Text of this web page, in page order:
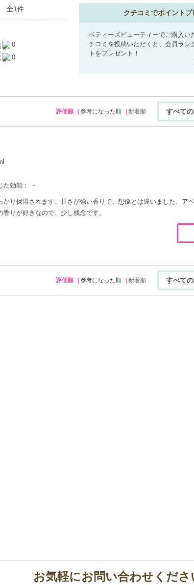
全1件
0
0
クチコミでポイントプ
ベティーズビューティーでご購入い
チコミを投稿いただくと、会員ラン
トをプレゼント！
評価順 参考になった順 新着順 すべて
た効能： －
かり保湿されます。甘さが強い香りで、想像とは違いました。ア
香りが好きなので、少し残念です。
評価順 参考になった順 新着順 すべて
お気軽にお問い合わせくださ